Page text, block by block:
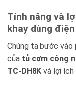
Tính năng và
khay dùng
Chúng ta bước vào
của tủ cơm công
TC-DH8K và lợi ích